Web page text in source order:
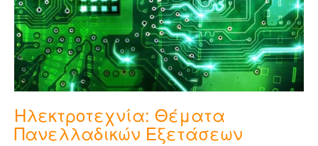
Ηλεκτροτεχνία: Θέματα
Πανελλαδικών Εξετάσεων